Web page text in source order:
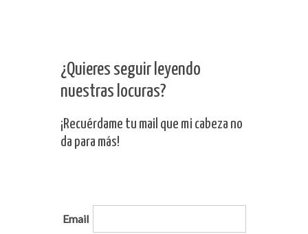
¿Quieres seguir leyendo
nuestras locuras?
¡Recuérdame tu mail que mi cabeza no
da para más!
Email